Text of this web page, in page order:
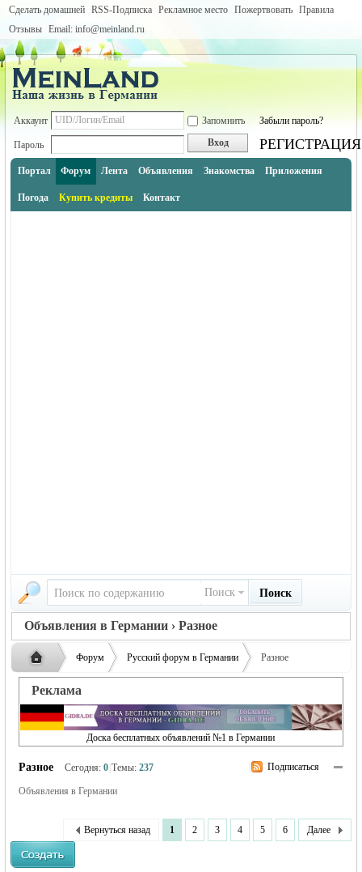
Сделать домашней RSS-Подписка Рекламное место Пожертвовать Правила
Отзывы Email: info@meinland.ru
Аккаунт Запомнить Забыли пароль?
Пароль Вход РЕГИСТРАЦИЯ
Портал Форум Лента Объявления Знакомства Приложения
Погода Купить кредиты Контакт
Поиск Поиск
Объявления в Германии › Разное
Русская ›
Форум
›
Русский форум в Германии
›
Объявления в Германии
Разное
Реклама
Доска бесплатных объявлений №1 в Германии
Подписаться
Разное Сегодня:0 Темы:237
Объявления в Германии
1 2 3 4 5 6 Далее
Вернуться назад